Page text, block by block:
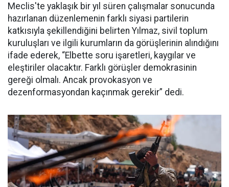
Meclis'te yaklaşık bir yıl süren çalışmalar sonucunda
hazırlanan düzenlemenin farklı siyasi partilerin
katkısıyla şekillendiğini belirten Yılmaz, sivil toplum
kuruluşları ve ilgili kurumların da görüşlerinin alındığını
ifade ederek, “Elbette soru işaretleri, kaygılar ve
eleştiriler olacaktır. Farklı görüşler demokrasinin
gereği olmalı. Ancak provokasyon ve
dezenformasyondan kaçınmak gerekir” dedi.